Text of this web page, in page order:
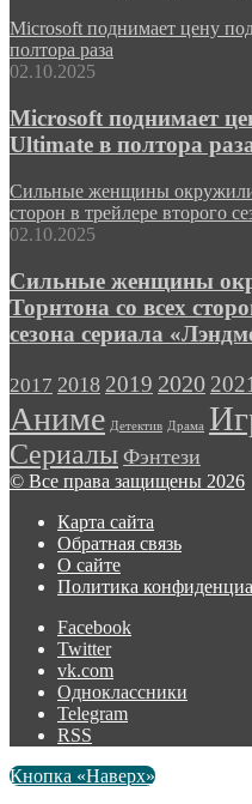
Microsoft поднимает цену
полтора раза
02.10.2025
Microsoft поднимает
Ultimate в полтора
Сильные женщины окружили
сторон в трейлере второго
02.10.2025
Сильные женщины
Торнтона со всех
сезона сериала
2017 2018 2019 2020
Аниме Детектив Драма
Сериалы Фэнтези
© Все права защищены 2026
Карта сайта
Обратная связь
О сайте
Политика
Facebook
Twitter
vk.com
Одноклассники
Telegram
RSS
Кнопка «Наверх»